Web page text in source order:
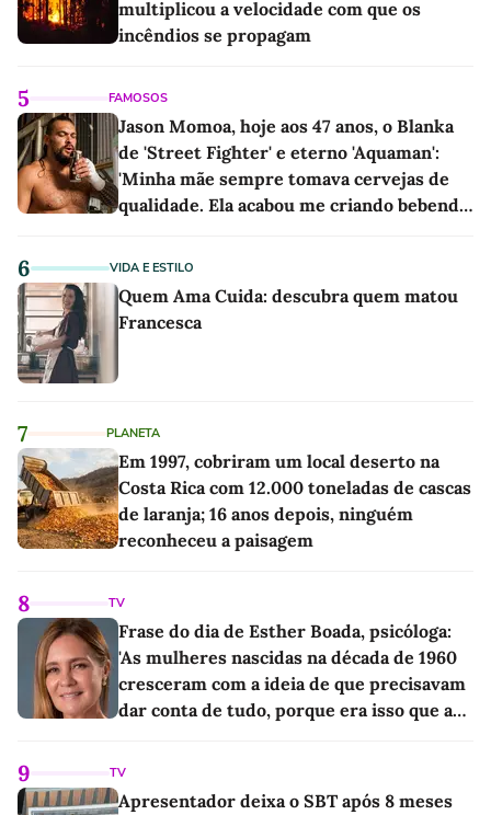
multiplicou a velocidade com que os
incêndios se propagam
5 FAMOSOS
Jason Momoa, hoje aos 47 anos, o Blanka
de 'Street Fighter' e eterno 'Aquaman':
'Minha mãe sempre tomava cervejas de
qualidade. Ela acabou me criando bebendo
6 VIDA E ESTILO
Quem Ama Cuida: descubra quem matou
Francesca
7 PLANETA
Em 1997, cobriram um local deserto na
Costa Rica com 12.000 toneladas de cascas
de laranja; 16 anos depois, ninguém
reconheceu a paisagem
8 TV
Frase do dia de Esther Boada, psicóloga:
'As mulheres nascidas na década de 1960
cresceram com a ideia de que precisavam
dar conta de tudo, porque era isso que a
9 TV
Apresentador deixa o SBT após 8 meses